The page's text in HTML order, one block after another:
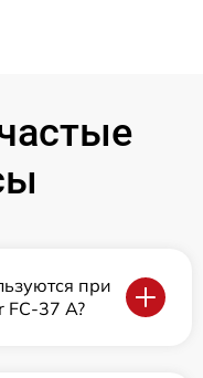
при
FC-37 A?